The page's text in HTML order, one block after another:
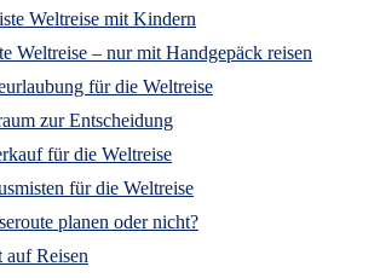
Weltreise mit Kindern
Weltreise – nur mit Handgepäck reisen
für die Weltreise
zur Entscheidung
für die Weltreise
für die Weltreise
planen oder nicht?
auf Reisen